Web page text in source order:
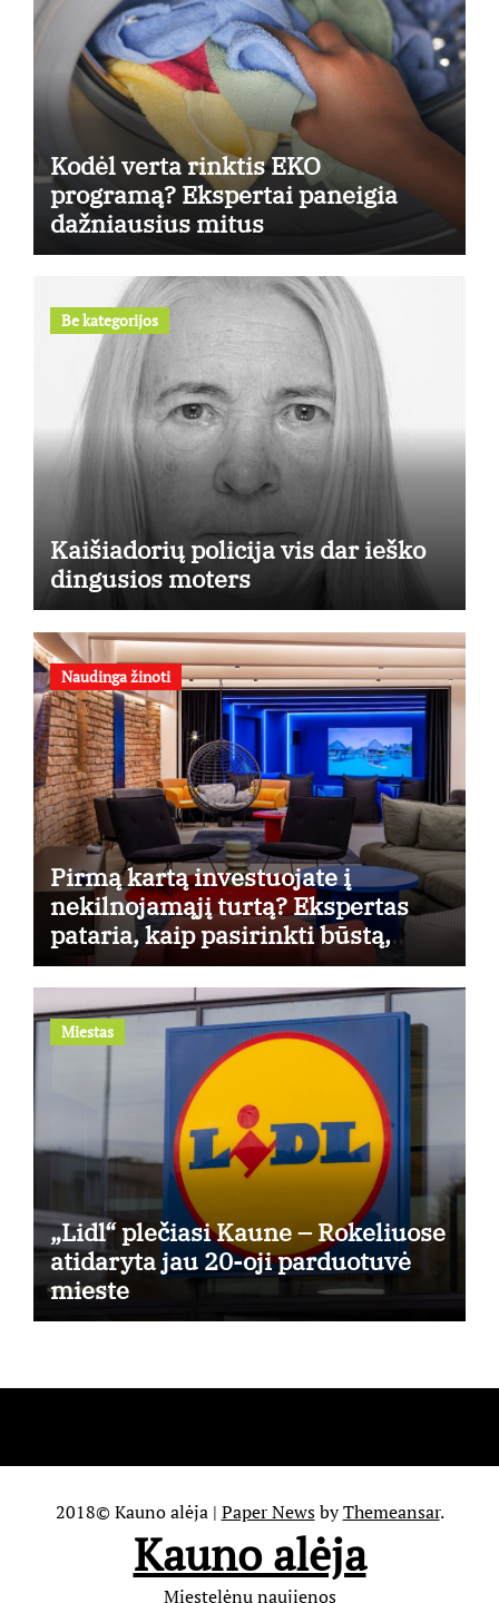
Kodėl verta rinktis EKO
programą? Ekspertai paneigia
dažniausius mitus
Be kategorijos
Kaišiadorių policija vis dar ieško
dingusios moters
Naudinga žinoti
Pirmą kartą investuojate į
nekilnojamąjį turtą? Ekspertas
pataria, kaip pasirinkti būstą,
kuris generuos grąžą
Miestas
„Lidl“ plečiasi Kaune – Rokeliuose
atidaryta jau 20-oji parduotuvė
mieste
2018© Kauno alėja | Paper NewsbyThemeansar.
Kauno alėja
Miestelėnų naujienos